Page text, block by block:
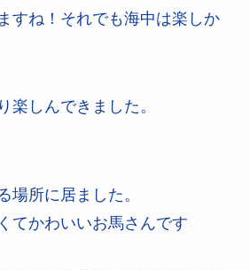
すね！それでも海中は楽しか
楽しんできました。
場所に居ました。
てかわいいお馬さんです